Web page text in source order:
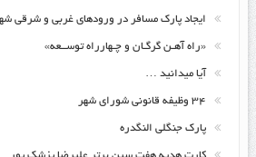
ایجاد پارک مسافر در ورودهای غربی و شرقی
«راه آهـن گرگـان و چـهارراه توســعه»
آیا میدانید …
۳۴ وظیفه قانونی شورای شهر
پارک جنگلی النگدره